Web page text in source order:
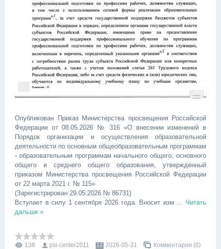
Опубликован Приказ Министерства просвещения Российской
Федерации от 08.05.2026 № 316 «О внесении изменений в
Порядок организации и осуществления образовательной
деятельности по основным общеобразовательным программам
- образовательным программам начального общего, основного
общего и среднего общего образования, утвержденный
приказом Министерства просвещения Российской Федерации
от 22 марта 2021 г. № 115»
(Зарегистрирован 29.05.2026 № 86731)
Вступает в силу 1 сентября 2026 года. Вносит изм
Читать
дальше »
138 psi-center2011 2026-05-31 Комментарии (0)